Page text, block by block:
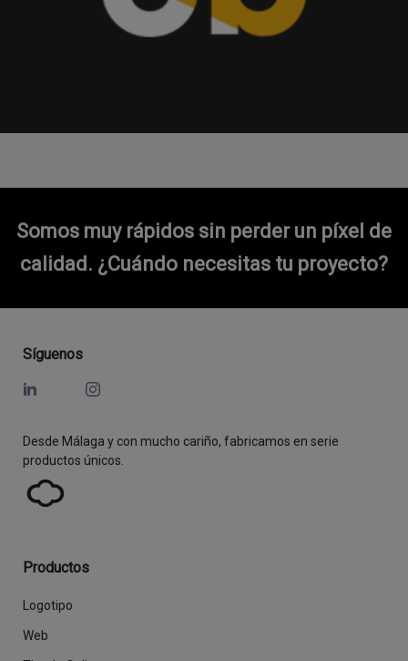
Somos muy rápidos sin perder un píxel de
calidad. ¿Cuándo necesitas tu proyecto?
Síguenos
Desde Málaga y con mucho cariño, fabricamos en serie
productos únicos.
Productos
Logotipo
Web